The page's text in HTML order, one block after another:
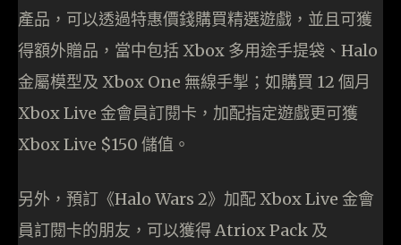
產品，可以透過特惠價錢購買精選遊戲，並且可獲
得額外贈品，當中包括 Xbox 多用途手提袋、Halo
金屬模型及 Xbox One 無線手掣；如購買 12 個月
Xbox Live 金會員訂閱卡，加配指定遊戲更可獲
Xbox Live $150 儲值。
另外，預訂《Halo Wars 2》加配 Xbox Live 金會
員訂閱卡的朋友，可以獲得 Atriox Pack 及